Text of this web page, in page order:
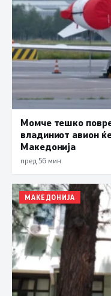
Момче тешко
владиниот авион
Македонија
пред 56 мин.
МАКЕДОНИЈА